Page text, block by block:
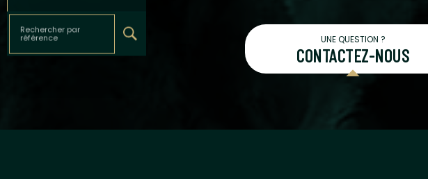
Rechercher par
référence UNE QUESTION ?
CONTACTEZ-NOUS